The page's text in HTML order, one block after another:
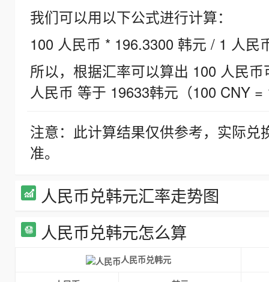
我们可以用以下公式进行计算：
100 人民币 * 196.3300 韩元 / 1 人民
所以，根据汇率可以算出 100 人民
人民币 等于 19633韩元（100 CNY =
注意：此计算结果仅供参考，实际
准。
人民币兑韩元汇率走势图
人民币兑韩元怎么算
人民币兑韩元